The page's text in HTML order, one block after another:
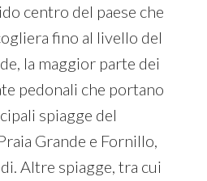
centro del paese che
fino al livello del
la maggior parte dei
pedonali che portano
spiagge del
Grande e Fornillo,
Altre spiagge, tra cui